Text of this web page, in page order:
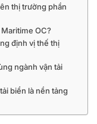
thị trường phần
OC?
định vị thế thị
ngành vận tải
biển là nền tảng